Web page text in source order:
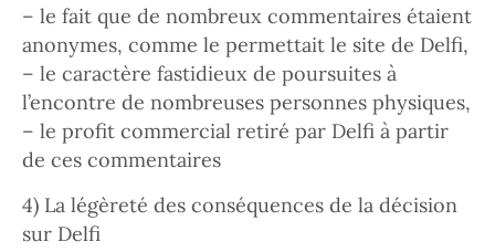
– le fait que de nombreux commentaires étaient
anonymes, comme le permettait le site de Delfi,
– le caractère fastidieux de poursuites à
l’encontre de nombreuses personnes physiques,
– le profit commercial retiré par Delfi à partir
de ces commentaires
4) La légèreté des conséquences de la décision
sur Delfi